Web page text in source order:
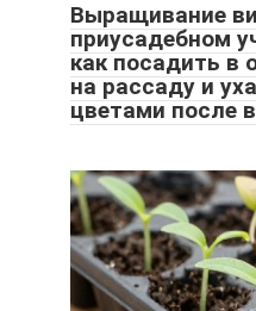
Выращивание
приусадебном
как посадить в
на рассаду и
цветами после